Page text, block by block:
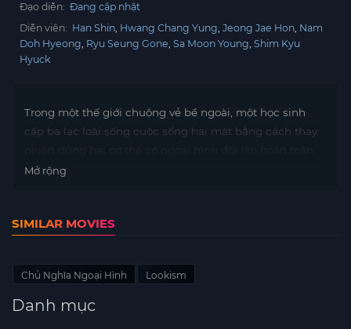
Đạo diễn: Đang cập nhật
Diễn viên: Han Shin Hwang Chang Yung Jeong Jae Hon Nam
Doh Hyeong Ryu Seung Gone Sa Moon Young Shim Kyu
Hyuck
Trong một thế giới chuộng vẻ bề ngoài, một học sinh
cấp ba lạc loài sống cuộc sống hai mặt bằng cách thay
Mở rộng
SIMILAR MOVIES
Chủ Nghĩa Ngoại Hình Lookism
Danh mục